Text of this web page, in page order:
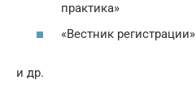
практика»
«Вестник регистрации»
и др.